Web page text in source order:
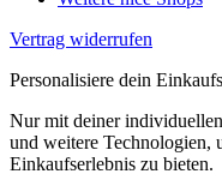
Vertrag widerrufen
Personalisiere dein
Nur mit deiner
und weitere Technologien,
Einkaufserlebnis zu bieten.